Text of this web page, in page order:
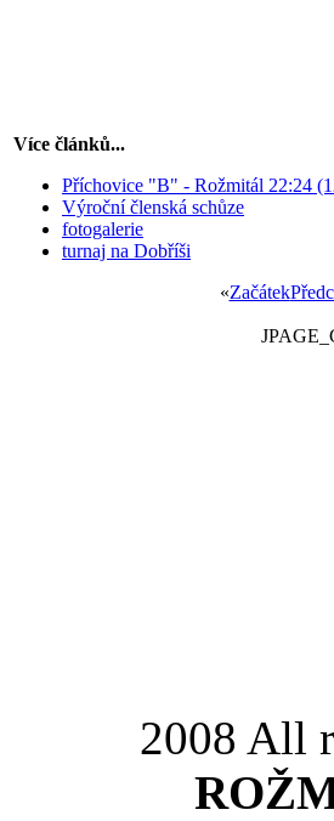
Více článků...
Příchovice "B" - Rožmitál 22:24
Výroční členská schůze
fotogalerie
turnaj na Dobříši
«Začátek
2008 All